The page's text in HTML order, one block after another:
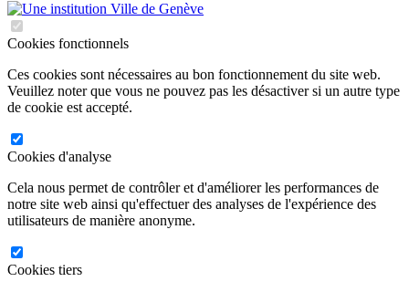
Cookies fonctionnels
Ces cookies sont nécessaires au bon fonctionnement du site web.
Veuillez noter que vous ne pouvez pas les désactiver si un autre type
de cookie est accepté.
Cookies d'analyse
Cela nous permet de contrôler et d'améliorer les performances de
notre site web ainsi qu'effectuer des analyses de l'expérience des
utilisateurs de manière anonyme.
Cookies tiers